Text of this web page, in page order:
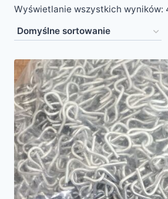
Wyświetlanie wszystkich wyników: